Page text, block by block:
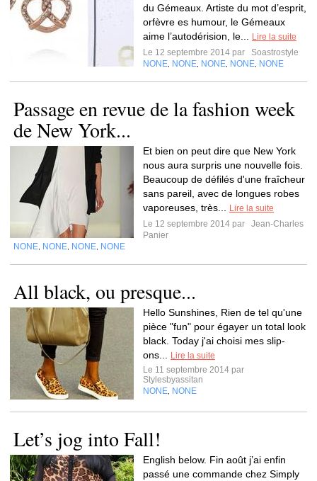
du Gémeaux. Artiste du mot d’esprit,
orfèvre es humour, le Gémeaux
aime l’autodérision, le...
Lire la suite
Le 12 septembre 2014 par
Soastrostyle
NONE NONE NONE NONE NONE
Passage en revue de la fashion week
de New York...
Et bien on peut dire que New York
nous aura surpris une nouvelle fois.
Beaucoup de défilés d'une fraîcheur
sans pareil, avec de longues robes
vaporeuses, très...
Lire la suite
Le 12 septembre 2014 par
Jean-Charles
Panier
NONE NONE NONE NONE
All black, ou presque...
Hello Sunshines, Rien de tel qu'une
pièce "fun" pour égayer un total look
black. Today j'ai choisi mes slip-
ons...
Lire la suite
Le 11 septembre 2014 par
Stylesbyassitan
NONE NONE
Let’s jog into Fall!
English below. Fin août j’ai enfin
passé une commande chez Simply